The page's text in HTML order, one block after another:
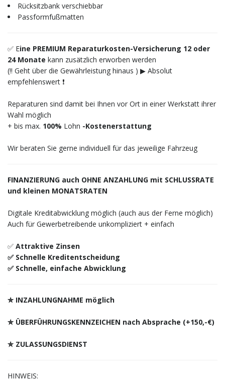
Rücksitzbank verschiebbar
Passformfußmatten
✅ Eine PREMIUM Reparaturkosten-Versicherung 12 oder
24 Monate kann zusätzlich erworben werden
(‼️ Geht über die Gewährleistung hinaus ) ▶︎ Absolut
empfehlenswert ❗️
Reparaturen sind damit bei Ihnen vor Ort in einer Werkstatt ihrer
Wahl möglich
+ bis max. 100% Lohn -Kostenerstattung
Wir beraten Sie gerne individuell für das jeweilige Fahrzeug
FINANZIERUNG auch OHNE ANZAHLUNG mit SCHLUSSRATE
und kleinen MONATSRATEN
Digitale Kreditabwicklung möglich (auch aus der Ferne möglich)
Auch für Gewerbetreibende unkompliziert + einfach
✅ Attraktive Zinsen
✅ Schnelle Kreditentscheidung
✅ Schnelle, einfache Abwicklung
✮ INZAHLUNGNAHME möglich
✮ ÜBERFÜHRUNGSKENNZEICHEN nach Absprache (+150,-€)
✮ ZULASSUNGSDIENST
HINWEIS: